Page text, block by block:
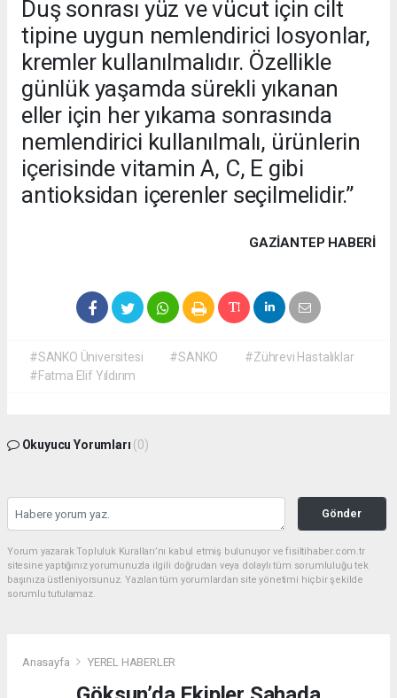
Duş sonrası yüz ve vücut için cilt
tipine uygun nemlendirici losyonlar,
kremler kullanılmalıdır. Özellikle
günlük yaşamda sürekli yıkanan
eller için her yıkama sonrasında
nemlendirici kullanılmalı, ürünlerin
içerisinde vitamin A, C, E gibi
antioksidan içerenler seçilmelidir.”
GAZIANTEP HABERİ
#SANKO Üniversitesi #SANKO
#Zührevi Hastalıklar
#Fatma Elif Yıldırım
Okuyucu Yorumları (0)
Gönder
Yorum yazarak Topluluk Kuralları’nı kabul etmiş bulunuyor ve fisiltihaber.com.tr
sitesine yaptığınız yorumunuzla ilgili doğrudan veya dolaylı tüm sorumluluğu tek
başınıza üstleniyorsunuz. Yazılan tüm yorumlardan site yönetimi hiçbir şekilde
sorumlu tutulamaz.
Anasayfa YEREL HABERLER